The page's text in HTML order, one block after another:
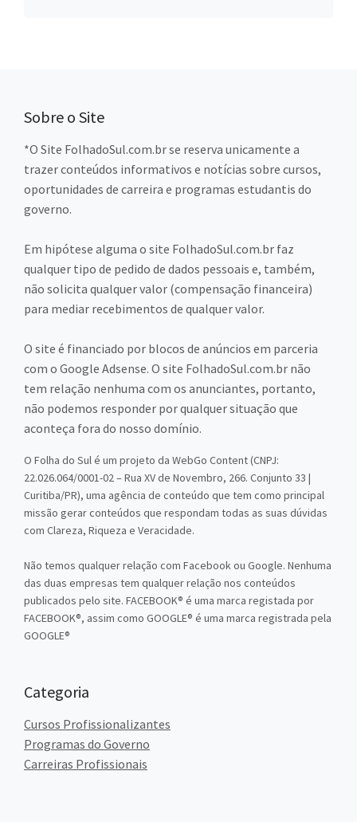
Sobre o Site
*O Site FolhadoSul.com.br se reserva unicamente a
trazer conteúdos informativos e notícias sobre cursos,
oportunidades de carreira e programas estudantis do
governo.
Em hipótese alguma o site FolhadoSul.com.br faz
qualquer tipo de pedido de dados pessoais e, também,
não solicita qualquer valor (compensação financeira)
para mediar recebimentos de qualquer valor.
O site é financiado por blocos de anúncios em parceria
com o Google Adsense. O site FolhadoSul.com.br não
tem relação nenhuma com os anunciantes, portanto,
não podemos responder por qualquer situação que
aconteça fora do nosso domínio.
O Folha do Sul é um projeto da WebGo Content (CNPJ:
22.026.064/0001-02 – Rua XV de Novembro, 266. Conjunto 33 |
Curitiba/PR), uma agência de conteúdo que tem como principal
missão gerar conteúdos que respondam todas as suas dúvidas
com Clareza, Riqueza e Veracidade.
Não temos qualquer relação com Facebook ou Google. Nenhuma
das duas empresas tem qualquer relação nos conteúdos
publicados pelo site. FACEBOOK® é uma marca registada por
FACEBOOK®, assim como GOOGLE® é uma marca registrada pela
GOOGLE®
Categoria
Cursos Profissionalizantes
Programas do Governo
Carreiras Profissionais